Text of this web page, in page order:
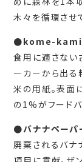
木々を循環させ
●kome-kami
食用に適さない
ーカーから出る
米の用紙。表面
の1%がフード
●バナナペーパ
廃棄されるバナ